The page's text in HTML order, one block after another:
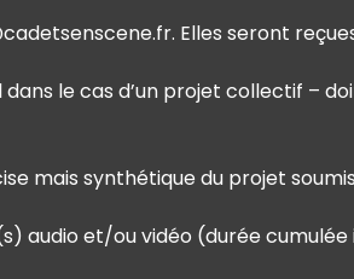
Elles seront
le cas d’un projet collectif –
mais synthétique du projet
audio et/ou vidéo (durée cumulée